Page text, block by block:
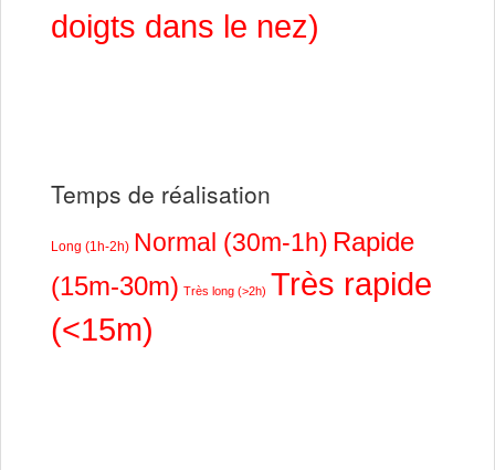
doigts dans le nez)
Temps de réalisation
Long (1h-2h) Normal (30m-1h) Rapide
(15m-30m) Très long (>2h) Très rapide
(<15m)